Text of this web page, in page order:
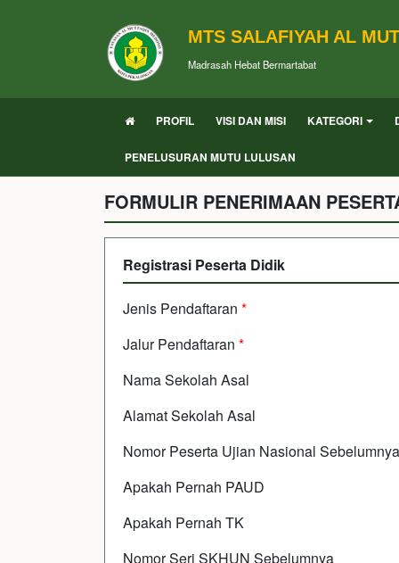
MTS SALAFIYAH AL
Madrasah Hebat Bermartabat
PROFIL VISI DAN MISI KATEGORI
PENELUSURAN MUTU LULUSAN
FORMULIR PENERIMAAN
Registrasi Peserta Didik
Jenis Pendaftaran *
Jalur Pendaftaran *
Nama Sekolah Asal
Alamat Sekolah Asal
Nomor Peserta Ujian Nasional Sebelumnya
Apakah Pernah PAUD
Apakah Pernah TK
Nomor Seri SKHUN Sebelumnya